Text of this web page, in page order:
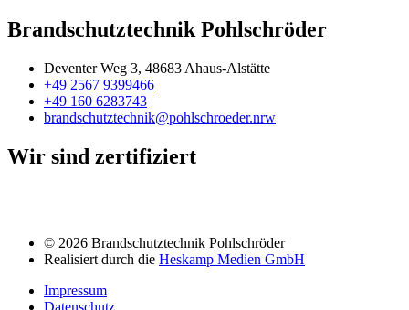
Brandschutztechnik Pohlschröder
Deventer Weg 3, 48683 Ahaus-Alstätte
+49 2567 9399466
+49 160 6283743
brandschutztechnik@pohlschroeder.nrw
Wir sind zertifiziert
© 2026 Brandschutztechnik Pohlschröder
Realisiert durch die Heskamp Medien GmbH
Impressum
Datenschutz